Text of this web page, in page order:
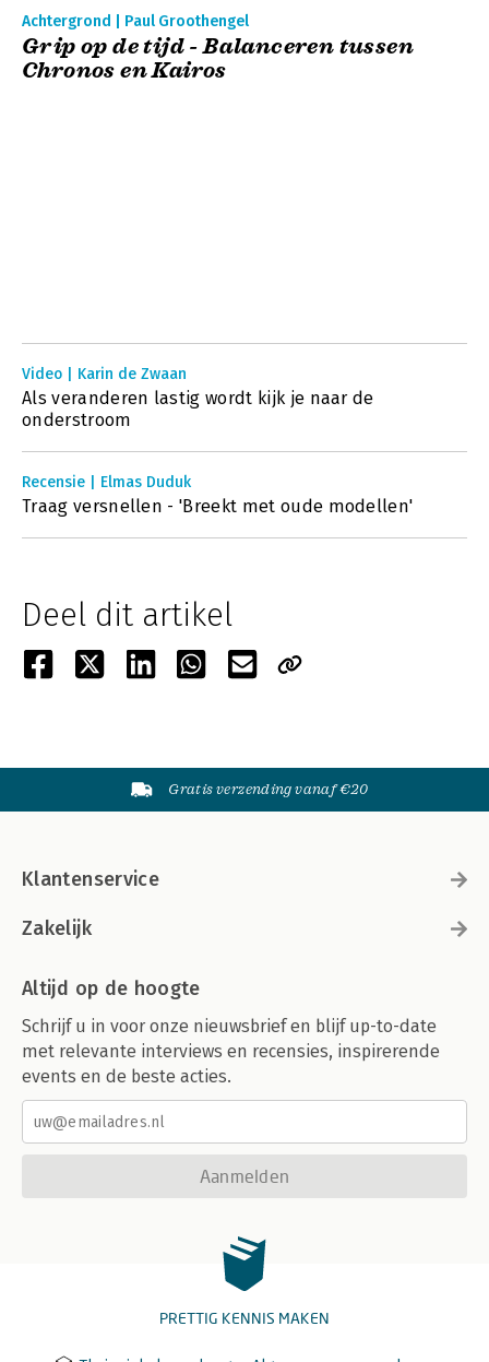
Achtergrond | Paul Groothengel
Grip op de tijd - Balanceren tussen
Chronos en Kairos
Video | Karin de Zwaan
Als veranderen lastig wordt kijk je naar de
onderstroom
Recensie | Elmas Duduk
Traag versnellen - 'Breekt met oude modellen'
Deel dit artikel
Gratis verzending vanaf €20
Klantenservice
Zakelijk
Altijd op de hoogte
Schrijf u in voor onze nieuwsbrief en blijf up-to-date
met relevante interviews en recensies, inspirerende
events en de beste acties.
Aanmelden
PRETTIG KENNIS MAKEN